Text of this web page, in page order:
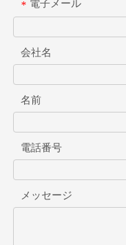
* 電子メール
会社名
名前
電話番号
メッセージ